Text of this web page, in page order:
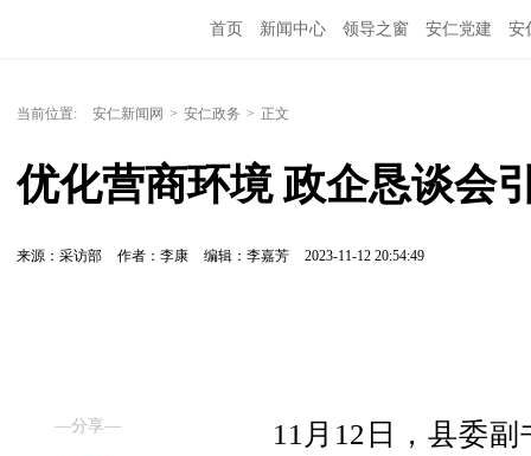
首页 新闻中心 领导之窗 安仁党建 安
当前位置: 安仁新闻网 > 安仁政务 > 正文
优化营商环境 政企恳谈会
来源：采访部 作者：李康 编辑：李嘉芳 2023-11-12 20:54:49
—分享—
11月12日，县委